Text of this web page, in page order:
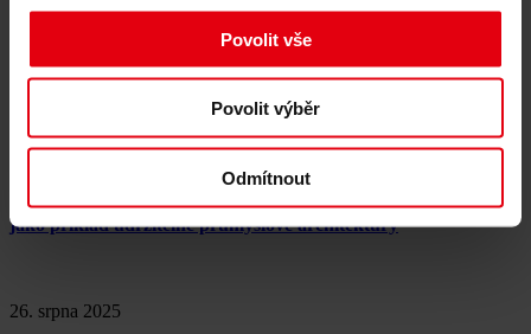
Povolit vše
Povolit výběr
Odmítnout
Nová éra udržitelné výstavby: České dřevostavby mohou nyní
dosáhnout výšky až 22,5 metru
26. srpna 2025
Továrna budoucnosti v Uherském Brodě: MANN+HUMMEL
jako příklad udržitelné průmyslové architektury
26. srpna 2025